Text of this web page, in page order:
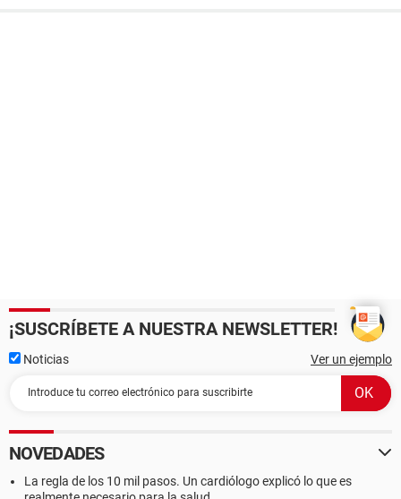
¡SUSCRÍBETE A NUESTRA NEWSLETTER!
Noticias Ver un ejemplo
NOVEDADES
La regla de los 10 mil pasos. Un cardiólogo explicó lo que es